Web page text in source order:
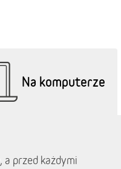
Na komputerze
, a przed każdymi